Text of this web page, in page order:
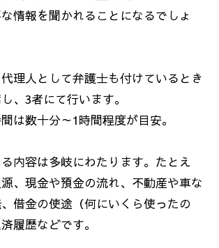
情報を聞かれることになるでしょ
理人として弁護士も付けているとき
、 3者にて行います。
は数十分～1時間程度が目安。
内容は多岐にわたります。たとえ
、現金や預金の流れ、不動産や車な
借金の使途（何にいくら使ったの
履歴などです。